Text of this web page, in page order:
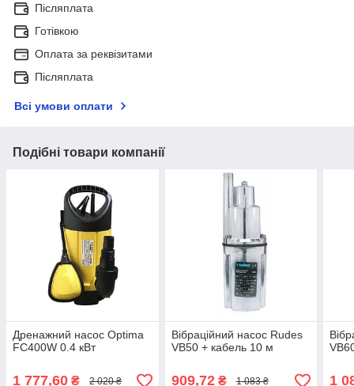
Післяплата
Готівкою
Оплата за реквізитами
Післяплата
Всі умови оплати
Подібні товари компанії
Дренажний насос Optima
FC400W 0.4 кВт
1 777,60 ₴ 2 020 ₴
Вібраційний насос Rudes
VB50 + кабель 10 м
909,72₴ 1 083 ₴ 1